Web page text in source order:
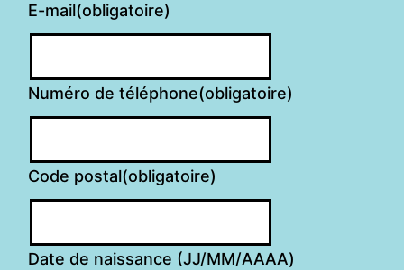
E-mail(obligatoire)
Numéro de téléphone(obligatoire)
Code postal(obligatoire)
Date de naissance (JJ/MM/AAAA)